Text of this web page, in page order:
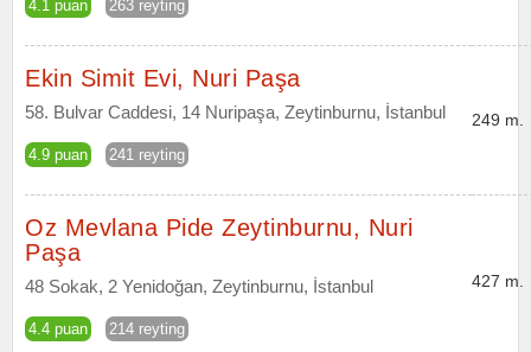
4.1 puan 263 reyting
Ekin Simit Evi, Nuri Paşa
58. Bulvar Caddesi, 14 Nuripaşa, Zeytinburnu, İstanbul
4.9 puan 241 reyting
249 m.
Oz Mevlana Pide Zeytinburnu, Nuri
Paşa
48 Sokak, 2 Yenidoğan, Zeytinburnu, İstanbul
4.4 puan 214 reyting
427 m.